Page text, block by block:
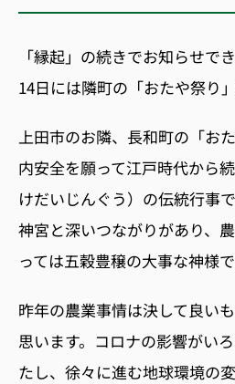
「縁起」の続きでお知らせで
14日には隣町の「おたや祭り
上田市のお隣、長和町の「お
内安全を願って江戸時代から
けだいじんぐう）の伝統行事
神宮と深いつながりがあり、
っては五穀豊穣の大事な神様で
昨年の農業事情は決して良い
思います。コロナの影響がい
たし、徐々に進む地球環境の